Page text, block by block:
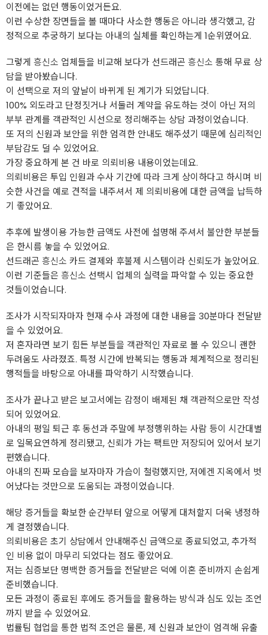
이전에는 없던 행동이었거든요.
이런 수상한 장면들을 볼 때마다 사소한 행동은 아니라 생각했고, 감
정적으로 추궁하기 보다는 아내의 실체를 확인하는게 1순위였어요.
그렇게 흥신소 업체들을 비교해 보다가 선드래곤 흥신소 통해 무료 상
담을 받아봤습니다.
이 선택으로 저의 앞날이 바뀌게 된 계기가 되었답니다.
100% 외도라고 단정짓거나 서둘러 계약을 유도하는 것이 아닌 저의
부부 관계를 객관적인 시선으로 정리해주는 상담 과정이었습니다.
또 저의 신원과 보안을 위한 엄격한 안내도 해주셨기 때문에 심리적인
부담감도 덜 수 있었어요.
가장 중요하게 본 건 바로 의뢰비용 내용이었는데요.
의뢰비용은 투입 인원과 수사 기간에 따라 크게 상이하다고 하시며 비
슷한 사건을 예로 견적을 내주셔서 제 의뢰비용에 대한 금액을 납득하
기 좋았어요.
추후에 발생이용 가능한 금액도 사전에 설명해 주셔서 불안한 부분들
은 한시름 놓을 수 있었어요.
선드래곤 흥신소 카드 결제와 후불제 시스템이라 신뢰도가 높았어요.
이런 기준들은 흥신소 선택시 업체의 실력을 파악할 수 있는 중요한
것들이었습니다.
조사가 시작되자마자 현재 수사 과정에 대한 내용을 30분마다 전달받
을 수 있었어요.
저 혼자라면 보기 힘든 부분들을 객관적인 자료로 볼 수 있으니 괜한
두려움도 사라졌죠. 특정 시간에 반복되는 행동과 체계적으로 정리된
행적들을 바탕으로 아내를 파악하기 시작했습니다.
조사가 끝나고 받은 보고서에는 감정이 배제된 채 객관적으로만 작성
되어 있었어요.
아내의 평일 퇴근 후 동선과 주말에 부정행위하는 사람 등이 시간대별
로 일목요연하게 정리됐고, 신뢰가 가는 팩트만 저장되어 있어서 보기
편했습니다.
아내의 진짜 모습을 보자마자 가슴이 철렁했지만, 저에겐 지옥에서 벗
어났다는 것만으로 도움되는 과정이었습니다.
해당 증거들을 확보한 순간부터 앞으로 어떻게 대처할지 더욱 냉정하
게 결정했습니다.
의뢰비용은 초기 상담에서 안내해주신 금액으로 종료되었고, 추가적
인 비용 없이 마무리 되었다는 점도 좋았어요.
저는 심증보단 명백한 증거들을 전달받은 덕에 이혼 준비까지 손쉽게
준비했습니다.
모든 과정이 종료된 후에도 증거들을 활용하는 방식과 심도 있는 조언
까지 받을 수 있었어요.
법률팀 협업을 통한 법적 조언은 물론, 제 신원과 보안이 엄격해 유출